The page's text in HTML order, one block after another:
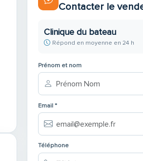
Contacter le
Clinique du bateau
Répond en moyenne en 24 h
Prénom et nom
Email *
Téléphone